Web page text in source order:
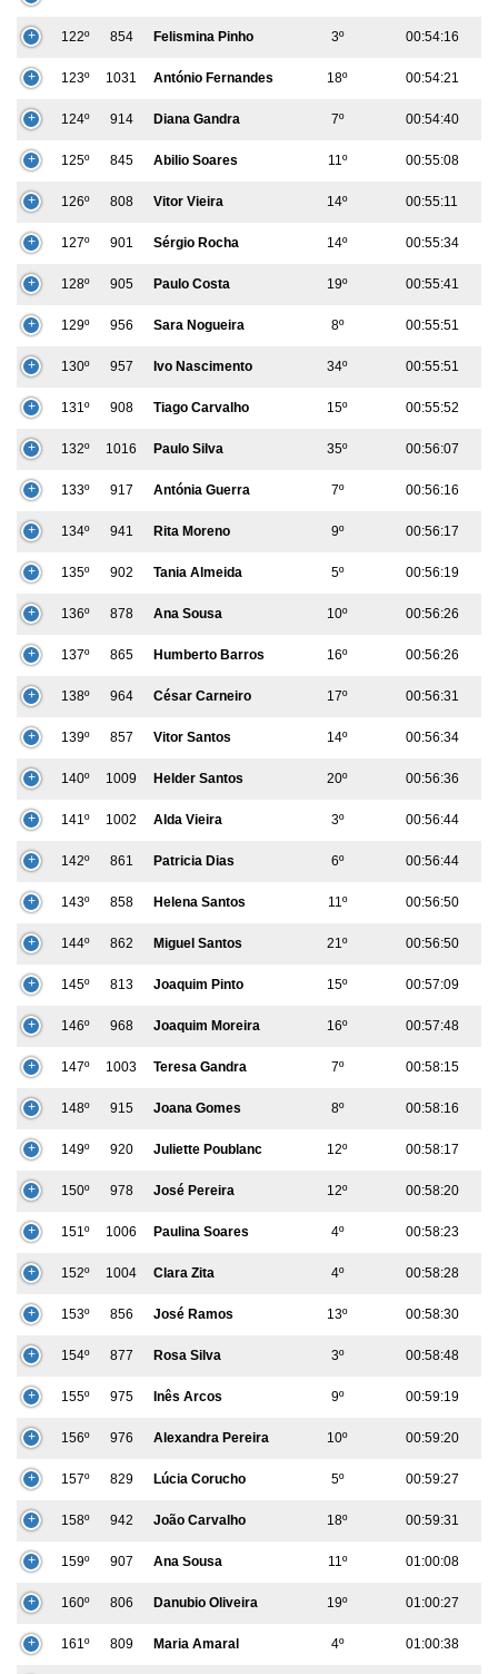
122º 854 Felismina Pinho 3º 00:54:16
123º 1031 António Fernandes 18º 00:54:21
124º 914 Diana Gandra 7º 00:54:40
125º 845 Abilio Soares 11º 00:55:08
126º 808 Vitor Vieira 14º 00:55:11
127º 901 Sérgio Rocha 14º 00:55:34
128º 905 Paulo Costa 19º 00:55:41
129º 956 Sara Nogueira 8º 00:55:51
130º 957 Ivo Nascimento 34º 00:55:51
131º 908 Tiago Carvalho 15º 00:55:52
132º 1016 Paulo Silva 35º 00:56:07
133º 917 Antónia Guerra 7º 00:56:16
134º 941 Rita Moreno 9º 00:56:17
135º 902 Tania Almeida 5º 00:56:19
136º 878 Ana Sousa 10º 00:56:26
137º 865 Humberto Barros 16º 00:56:26
138º 964 César Carneiro 17º 00:56:31
139º 857 Vitor Santos 14º 00:56:34
140º 1009 Helder Santos 20º 00:56:36
141º 1002 Alda Vieira 3º 00:56:44
142º 861 Patricia Dias 6º 00:56:44
143º 858 Helena Santos 11º 00:56:50
144º 862 Miguel Santos 21º 00:56:50
145º 813 Joaquim Pinto 15º 00:57:09
146º 968 Joaquim Moreira 16º 00:57:48
147º 1003 Teresa Gandra 7º 00:58:15
148º 915 Joana Gomes 8º 00:58:16
149º 920 Juliette Poublanc 12º 00:58:17
150º 978 José Pereira 12º 00:58:20
151º 1006 Paulina Soares 4º 00:58:23
152º 1004 Clara Zita 4º 00:58:28
153º 856 José Ramos 13º 00:58:30
154º 877 Rosa Silva 3º 00:58:48
155º 975 Inês Arcos 9º 00:59:19
156º 976 Alexandra Pereira 10º 00:59:20
157º 829 Lúcia Corucho 5º 00:59:27
158º 942 João Carvalho 18º 00:59:31
159º 907 Ana Sousa 11º 01:00:08
160º 806 Danubio Oliveira 19º 01:00:27
161º 809 Maria Amaral 4º 01:00:38